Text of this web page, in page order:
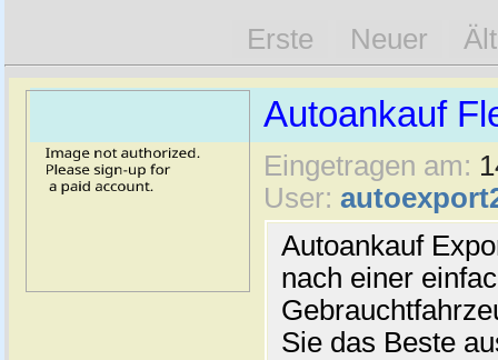
Erste Neuer
Autoankauf
Eingetragen am:
User:
Autoankauf
nach einer
Sie das Beste